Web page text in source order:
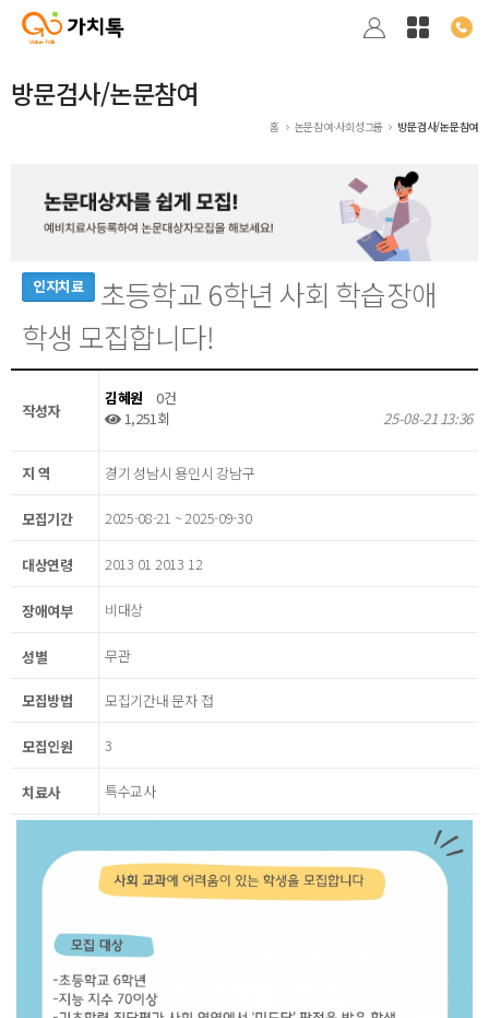
방문검사/논문참여
홈 논문참여·사회성그룹 방문검사/논문참여
인지치료
초등학교 6학년 사회 학습장애
학생 모집합니다!
작성자
김혜원
0건
1,251회
25-08-21 13:36
지 역 경기 성남시 용인시 강남구
모집기간 2025-08-21 ~ 2025-09-30
대상연령 2013 01 2013 12
장애여부 비대상
성별 무관
모집방법 모집기간내 문자 접
모집인원 3
치료사 특수교사